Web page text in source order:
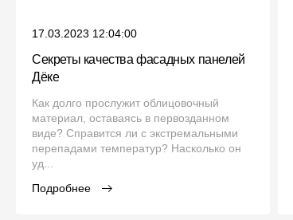
17.03.2023 12:04:00
Секреты качества фасадных панелей
Дёке
Как долго прослужит облицовочный
материал, оставаясь в первозданном
виде? Справится ли с экстремальными
перепадами температур? Насколько он
уд...
Подробнее